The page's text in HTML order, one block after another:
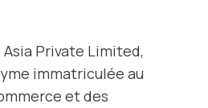
Private Limited,
immatriculée au
et des